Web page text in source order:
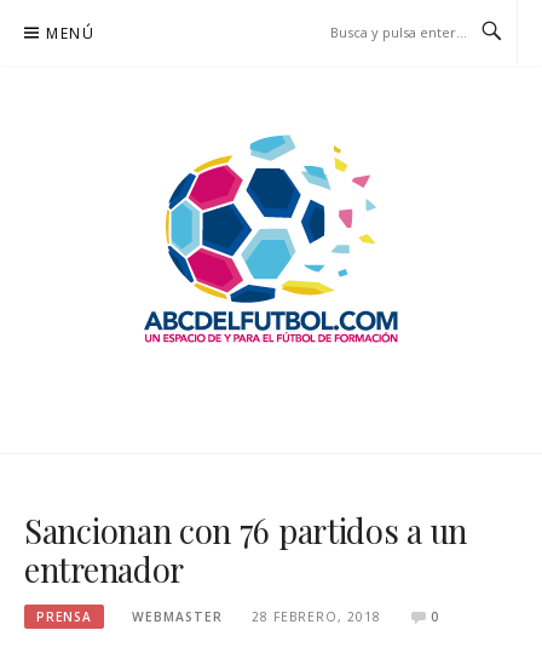
MENÚ
Sancionan con 76 partidos a un
entrenador
PRENSA WEBMASTER 28 FEBRERO, 2018 0